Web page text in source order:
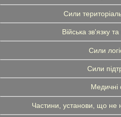
Сили
Війська зв'язку
Сили
Сили
Медичні
Частини, установи, що не